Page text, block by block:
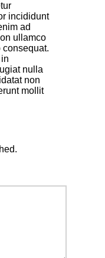
incididunt
ad
ullamco
consequat.
nulla
non
mollit